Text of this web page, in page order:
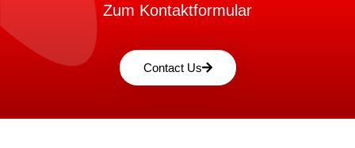
Zum Kontaktformular
Contact Us